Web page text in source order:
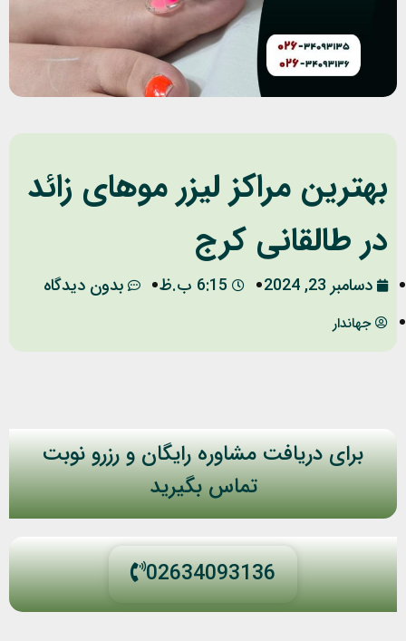
بهترین مراکز لیزر موهای زائد
در طالقانی کرج
دسامبر 23, 2024 6:15 ب.ظ بدون دیدگاه
جهاندار
برای دریافت مشاوره رایگان و رزرو نوبت
تماس بگیرید
02634093136